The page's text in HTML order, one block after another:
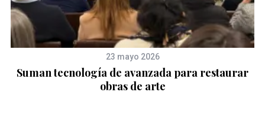
23 mayo 2026
Suman tecnología de avanzada para restaurar
obras de arte